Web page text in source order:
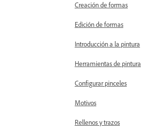
Creación de formas
Edición de formas
Introducción a la pintura
Herramientas de pintura
Configurar pinceles
Motivos
Rellenos y trazos